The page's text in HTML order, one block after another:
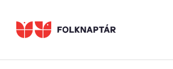
tartalomra